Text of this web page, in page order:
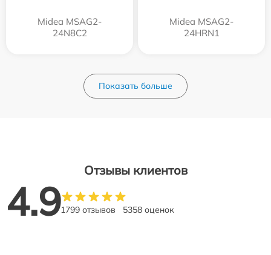
Midea MSAG2-
24N8C2
Midea MSAG2-
24HRN1
Показать больше
Отзывы клиентов
4.91799 отзывов 5358 оценок